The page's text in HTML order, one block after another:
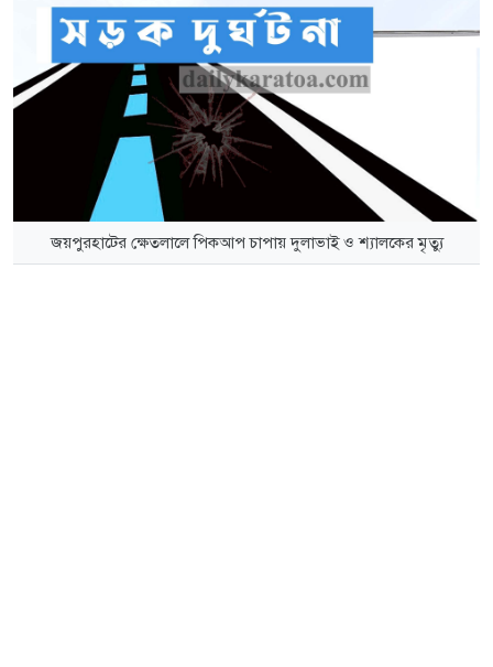
জয়পুরহাটের ক্ষেতলালে পিকআপ চাপায় দুলাভাই ও শ্যালকের মৃত্যু